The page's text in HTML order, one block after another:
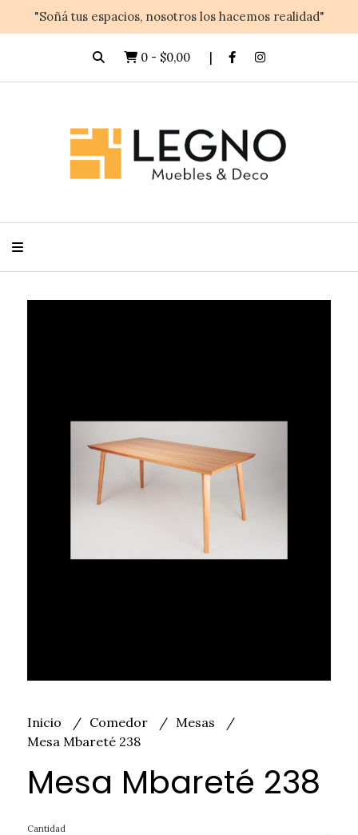
"Soñá tus espacios, nosotros los hacemos realidad"
0 - $0,00
Inicio Comedor
Mesas
Mesa Mbareté 238
Mesa Mbareté 238
Cantidad